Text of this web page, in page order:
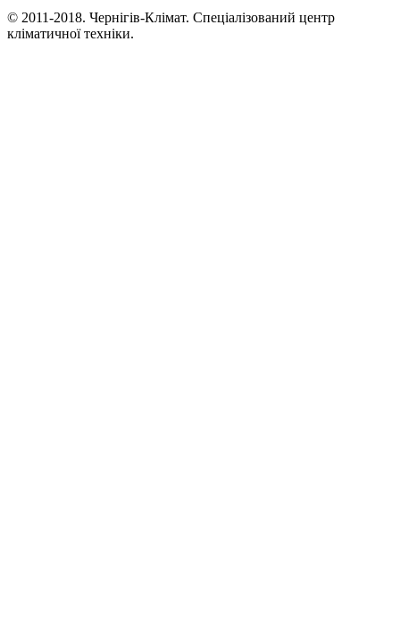
© 2011-2018. Чернігів-Клімат. Спеціалізований центр
кліматичної техніки.